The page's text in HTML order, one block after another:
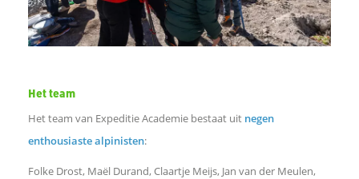
e
Het team
Het team van Expeditie Academie bestaat uit negen
enthousiaste alpinisten:
Folke Drost, Maël Durand, Claartje Meijs, Jan van der Meulen,